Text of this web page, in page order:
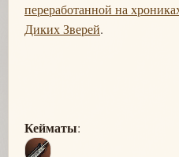
переработанной на
Диких Зверей.
Кейматы: